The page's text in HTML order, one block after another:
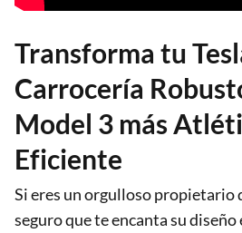
Transforma tu
Carrocería
Model 3 más
Eficiente
Si eres un orgulloso propietario
seguro que te encanta su diseño